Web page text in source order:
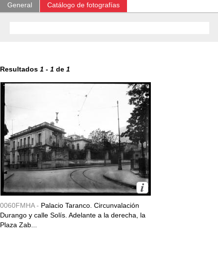
General Catálogo de fotografías
Resultados 1 - 1 de 1
0060FMHA - Palacio Taranco. Circunvalación
Durango y calle Solís. Adelante a la derecha, la
Plaza Zab...